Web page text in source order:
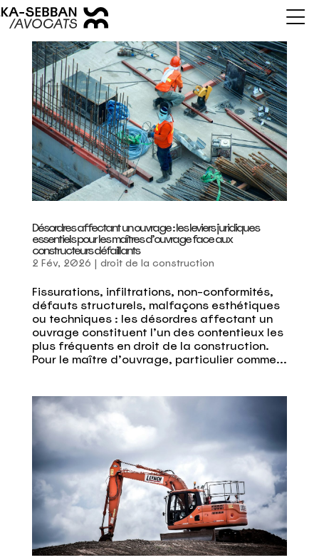
Désordres affectant un ouvrage : les leviers juridiques
essentiels pour les maîtres d’ouvrage face aux
constructeurs défaillants
2 Fév, 2026 | droit de la construction
Fissurations, infiltrations, non-conformités,
défauts structurels, malfaçons esthétiques
ou techniques : les désordres affectant un
ouvrage constituent l’un des contentieux les
plus fréquents en droit de la construction.
Pour le maître d’ouvrage, particulier comme...